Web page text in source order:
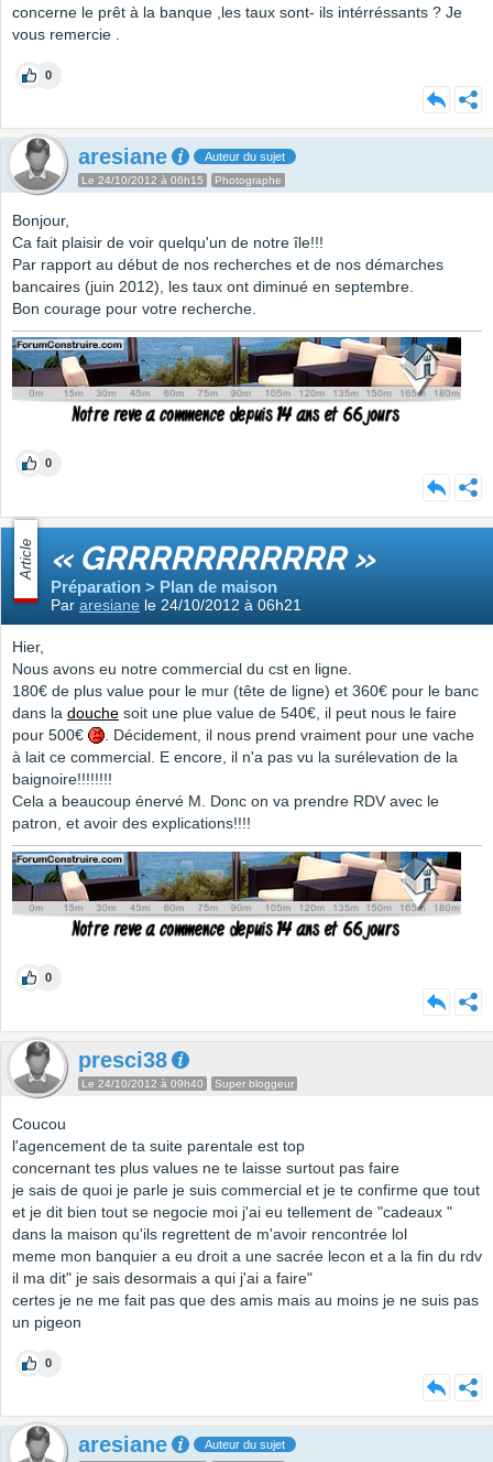
concerne le prêt à la banque ,les taux sont- ils intérréssants ? Je
vous remercie .
0
aresiane Auteur du sujet
Le 24/10/2012 à 06h15 Photographe
Bonjour,
Ca fait plaisir de voir quelqu'un de notre île!!!
Par rapport au début de nos recherches et de nos démarches
bancaires (juin 2012), les taux ont diminué en septembre.
Bon courage pour votre recherche.
0
Article « GRRRRRRRRRRR »
Préparation > Plan de maison
Par aresiane le 24/10/2012 à 06h21
Hier,
Nous avons eu notre commercial du cst en ligne.
180€ de plus value pour le mur (tête de ligne) et 360€ pour le banc
dans la douche soit une plue value de 540€, il peut nous le faire
pour 500€
. Décidement, il nous prend vraiment pour une vache
à lait ce commercial. E encore, il n'a pas vu la surélevation de la
baignoire!!!!!!!!
Cela a beaucoup énervé M. Donc on va prendre RDV avec le
patron, et avoir des explications!!!!
0
presci38
Le 24/10/2012 à 09h40 Super bloggeur
Coucou
l'agencement de ta suite parentale est top
concernant tes plus values ne te laisse surtout pas faire
je sais de quoi je parle je suis commercial et je te confirme que tout
et je dit bien tout se negocie moi j'ai eu tellement de "cadeaux "
dans la maison qu'ils regrettent de m'avoir rencontrée lol
meme mon banquier a eu droit a une sacrée lecon et a la fin du rdv
il ma dit" je sais desormais a qui j'ai a faire"
certes je ne me fait pas que des amis mais au moins je ne suis pas
un pigeon
0
aresiane Auteur du sujet